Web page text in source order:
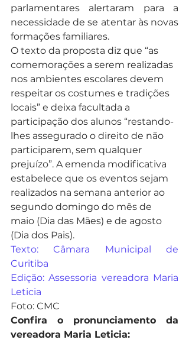
parlamentares alertaram para a
necessidade de se atentar às novas
formações familiares.
O texto da proposta diz que “as
comemorações a serem realizadas
nos ambientes escolares devem
respeitar os costumes e tradições
locais” e deixa facultada a
participação dos alunos “restando-
lhes assegurado o direito de não
participarem, sem qualquer
prejuízo”. A emenda modificativa
estabelece que os eventos sejam
realizados na semana anterior ao
segundo domingo do mês de
maio (Dia das Mães) e de agosto
(Dia dos Pais).
Texto: Câmara Municipal de
Curitiba
Edição: Assessoria vereadora Maria
Leticia
Foto: CMC
Confira o pronunciamento da
vereadora Maria Leticia: